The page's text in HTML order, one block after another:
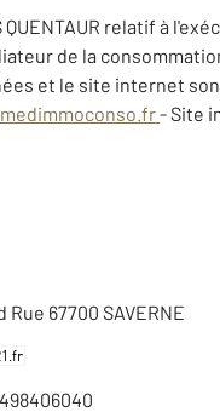
QUENTAUR relatif à
de la
et le site internet sont
- Site
Rue 67700 SAVERNE